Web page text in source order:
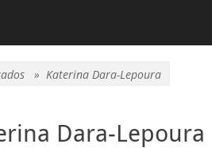
» Katerina Dara-Lepoura
Dara-Lepoura